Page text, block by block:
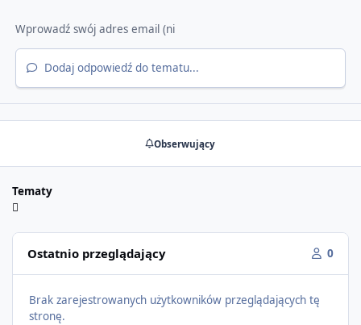
Dodaj odpowiedź do tematu...
Obserwujący
Tematy
Ostatnio przeglądający 0
Brak zarejestrowanych użytkowników przeglądających tę
stronę.